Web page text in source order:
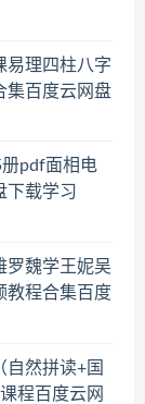
易理四柱八字
集百度云网盘
pdf面相电
下载学习
罗魏学王妮吴
教程合集百度
自然拼读+国
程百度云网